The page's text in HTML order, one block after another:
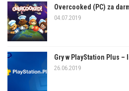
Overcooked (PC) za
04.07.2019
Gry w PlayStation Plus –
26.06.2019